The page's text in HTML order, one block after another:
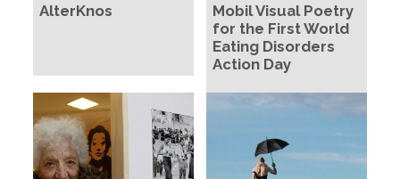
AlterKnos
Mobil Visual Poetry
for the First World
Eating Disorders
Action Day